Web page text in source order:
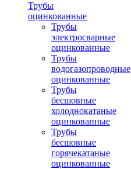
Трубы
оцинкованные
Трубы
электросварные
оцинкованные
Трубы
водогазопроводные
оцинкованные
Трубы
бесшовные
холоднокатаные
оцинкованные
Трубы
бесшовные
горячекатаные
оцинкованные